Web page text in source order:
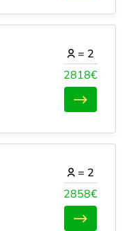
2818€
= 2
2858€
= 2